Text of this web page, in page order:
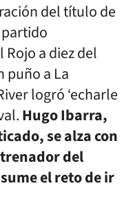
del título de
a diez del
puño a La
logró ‘echarle
Hugo Ibarra,
se alza con
del
el reto de ir